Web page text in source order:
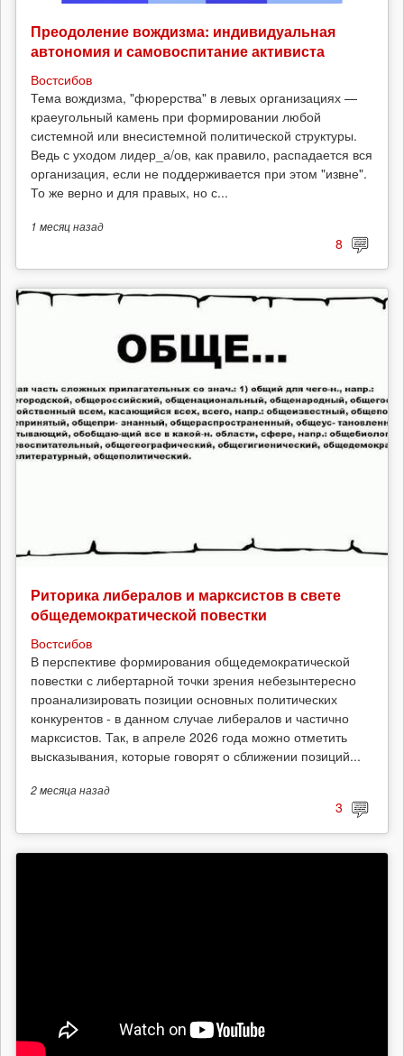
Преодоление вождизма: индивидуальная
автономия и самовоспитание активиста
Востсибов
Тема вождизма, "фюрерства" в левых организациях —
краеугольный камень при формировании любой
системной или внесистемной политической структуры.
Ведь с уходом лидер_а/ов, как правило, распадается вся
организация, если не поддерживается при этом "извне".
То же верно и для правых, но с...
1 месяцназад
8
Риторика либералов и марксистов в свете
общедемократической повестки
Востсибов
В перспективе формирования общедемократической
повестки с либертарной точки зрения небезынтересно
проанализировать позиции основных политических
конкурентов - в данном случае либералов и частично
марксистов. Так, в апреле 2026 года можно отметить
высказывания, которые говорят о сближении позиций...
2 месяцаназад
3